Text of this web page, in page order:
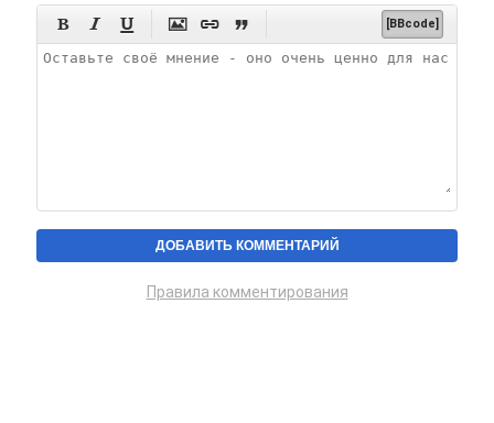
      [BBcode]
Правила комментирования